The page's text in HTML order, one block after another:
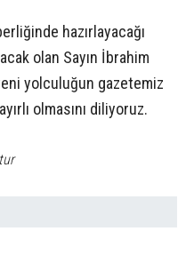
hazırlayacağı
olan Sayın İbrahim
yolculuğun gazetemiz
olmasını diliyoruz.